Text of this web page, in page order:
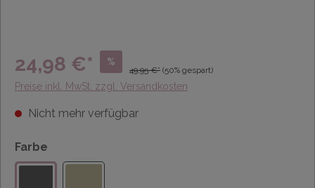
24,98 €* %
49,95 €* (50% gespart)
Preise inkl. MwSt. zzgl. Versandkosten
Nicht mehr verfügbar
Farbe